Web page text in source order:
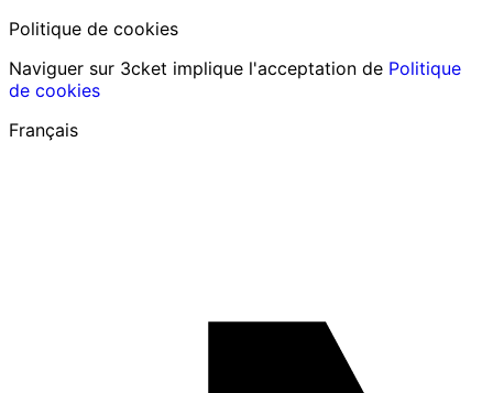
Politique de cookies
Naviguer sur 3cket implique l'acceptation de Politique
de cookies
Français